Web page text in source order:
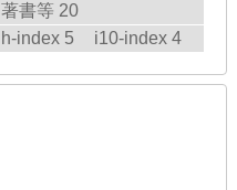
著書等 20
h-index 5 i10-index 4